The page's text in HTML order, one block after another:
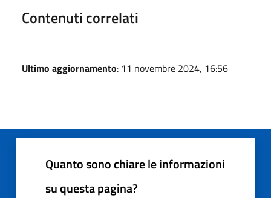
Contenuti correlati
Ultimo aggiornamento: 11 novembre 2024, 16:56
Quanto sono chiare le informazioni
su questa pagina?